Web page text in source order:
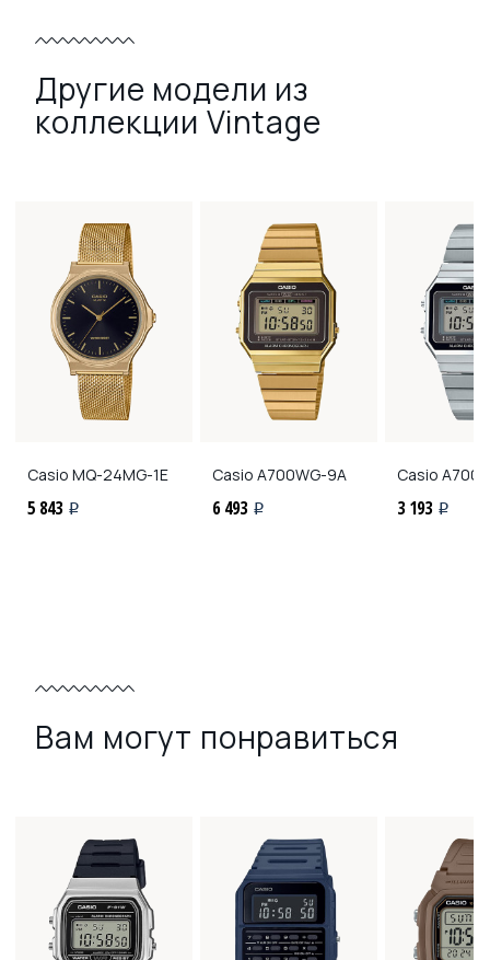
Другие модели из
коллекции Vintage
Casio MQ-24MG-1E
5 843 i
Casio A700WG-9A
6 493 i
Casio
3 193 i
Вам могут понравиться